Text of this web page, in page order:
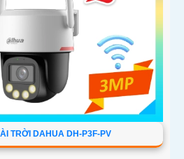
TRỜI DAHUA DH-P3F-PV